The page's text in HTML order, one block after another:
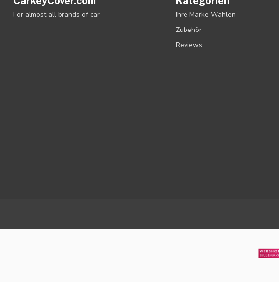
For almost all brands of car
Ihre Marke Wählen
Zubehör
Reviews